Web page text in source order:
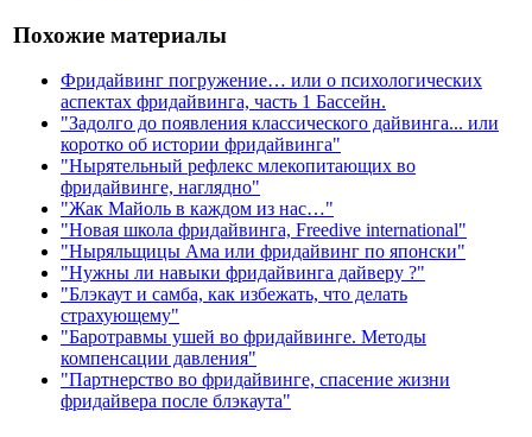
Похожие материалы
Фридайвинг погружение… или о психологических
аспектах фридайвинга, часть 1 Бассейн.
"Задолго до появления классического дайвинга... или
коротко об истории фридайвинга"
"Нырятельный рефлекс млекопитающих во
фридайвинге, наглядно"
"Жак Майоль в каждом из нас…"
"Новая школа фридайвинга, Freedive international"
"Ныряльщицы Ама или фридайвинг по японски"
"Нужны ли навыки фридайвинга дайверу ?"
"Блэкаут и самба, как избежать, что делать
страхующему"
"Баротравмы ушей во фридайвинге. Методы
компенсации давления"
"Партнерство во фридайвинге, спасение жизни
фридайвера после блэкаута"